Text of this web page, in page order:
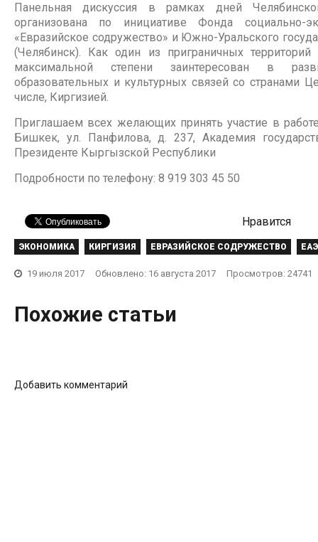
Панельная дискуссия в рамках дней
организована по инициативе Фонда социально-
«Евразийское содружество» и Южно-Уральского
(Челябинск). Как один из приграничных
максимальной степени заинтересован в
образовательных и культурных связей со странами
числе, Киргизией.
Приглашаем всех желающих принять участие в
Бишкек, ул. Панфилова, д. 237, Академия
Президенте Кыргызской Республики
Подробности по телефону: 8 919 303 45 50
Нравится
ЭКОНОМИКА КИРГИЗИЯ ЕВРАЗИЙСКОЕ СОДРУЖЕСТВО
19 июля 2017 Обновлено: 16 августа 2017 Просмотров: 24741
Похожие статьи
Пока мы едины – мы
Челябинск: Экономика России и
22 мая 2017 0
Добавить комментарий